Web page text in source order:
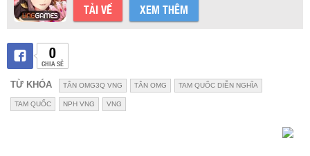
TẢI VỀ XEM THÊM
0
CHIA SẺ
TỪ KHÓA TÂN OMG3Q VNG TÂN OMG TAM QUỐC DIỄN NGHĨA
TAM QUỐC NPH VNG VNG